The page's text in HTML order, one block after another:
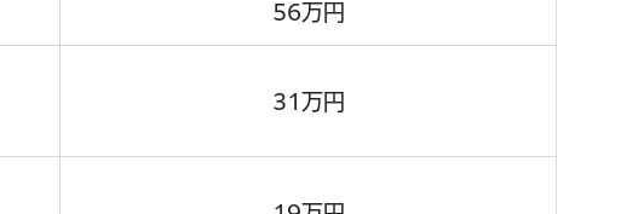
56万円
31万円